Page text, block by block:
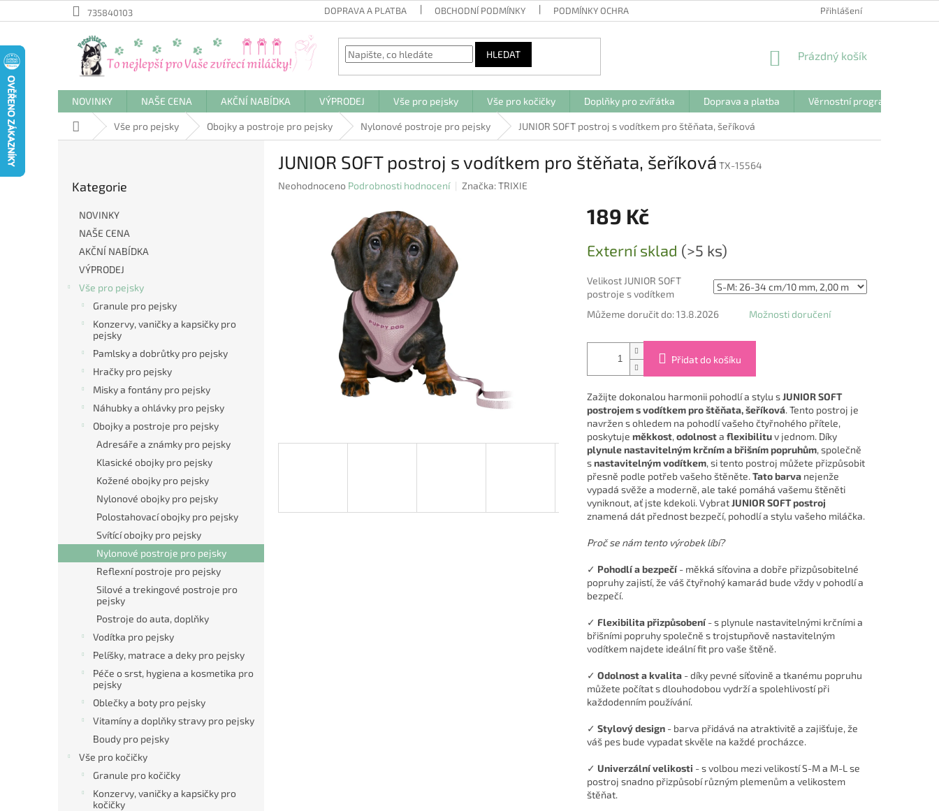
na
735840103 DOPRAVA A PLATBA OBCHODNÍ PODMÍNKY PODMÍNKY OCHRANY OSOBNÍCH ÚDAJŮ Přihlášení
HLEDAT
NÁKUPNÍ
Prázdný košík
NOVINKY NAŠE CENA AKČNÍ NABÍDKA VÝPRODEJ Vše pro pejsky Vše pro kočičky Doplňky pro zvířátka Doprava a platba Věrnostní program
Domů Vše pro pejsky Obojky a postroje pro pejsky Nylonové postroje pro pejsky JUNIOR SOFT postroj s vodítkem pro štěňata, šeříková
kategorie
Kategorie
NOVINKY
NAŠE CENA
AKČNÍ NABÍDKA
VÝPRODEJ
Vše pro pejsky
Granule pro pejsky
Konzervy, vaničky a kapsičky pro
pejsky
Pamlsky a dobrůtky pro pejsky
Hračky pro pejsky
Misky a fontány pro pejsky
Náhubky a ohlávky pro pejsky
Obojky a postroje pro pejsky
Adresáře a známky pro pejsky
Klasické obojky pro pejsky
Kožené obojky pro pejsky
Nylonové obojky pro pejsky
Polostahovací obojky pro pejsky
Svítící obojky pro pejsky
Nylonové postroje pro pejsky
Reflexní postroje pro pejsky
Silové a trekingové postroje pro
pejsky
Postroje do auta, doplňky
Vodítka pro pejsky
Pelíšky, matrace a deky pro pejsky
Péče o srst, hygiena a kosmetika pro
pejsky
Oblečky a boty pro pejsky
Vitamíny a doplňky stravy pro pejsky
Boudy pro pejsky
Vše pro kočičky
Granule pro kočičky
Konzervy, vaničky a kapsičky pro
kočičky
JUNIOR SOFT postroj s vodítkem pro štěňata, šeříková TX-15564
Průměrné
Neohodnoceno Podrobnosti hodnocení Značka:TRIXIE
189 Kč
cena:
Externí sklad (>5 ks)
Velikost JUNIOR SOFT
postroje s vodítkem
Můžeme doručit do: 13.8.2026 Možnosti doručení
Přidat do košíku
Zažijte dokonalou harmonii pohodlí a stylu sJUNIOR SOFT
postrojem s vodítkem pro štěňata, šeříková. Tento postroj je
navržen s ohledem na pohodlí vašeho čtyřnohého přítele,
poskytuje měkkost,odolnosta flexibilituv jednom. Díky
plynule nastavitelným krčním a břišním popruhům, společně
snastavitelným vodítkem, si tento postroj můžete přizpůsobit
přesně podle potřeb vašeho štěněte.Tato barvanejenže
vypadá svěže a moderně, ale také pomáhá vašemu štěněti
vyniknout, ať jste kdekoli. VybratJUNIOR SOFT postroj
znamená dát přednost bezpečí, pohodlí a stylu vašeho miláčka.
Proč se nám tento výrobek líbí?
✓ Pohodlí a bezpečí- měkká síťovina a dobře přizpůsobitelné
popruhy zajistí, že váš čtyřnohý kamarád bude vždy v pohodlí a
bezpečí.
✓ Flexibilita přizpůsobení- s plynule nastavitelnými krčními a
břišními popruhy společně s trojstupňově nastavitelným
vodítkem najdete ideální fit pro vaše štěně.
✓ Odolnost a kvalita- díky pevné síťovině a tkanému popruhu
můžete počítat s dlouhodobou vydrží a spolehlivostí při
každodenním používání.
✓ Stylový design- barva přidává na atraktivitě a zajišťuje, že
váš pes bude vypadat skvěle na každé procházce.
✓ Univerzální velikosti - s volbou mezi velikostí S-M a M-L se
postroj snadno přizpůsobí různým plemenům a velikostem
štěňat.